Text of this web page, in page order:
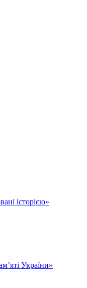
історією»
України»